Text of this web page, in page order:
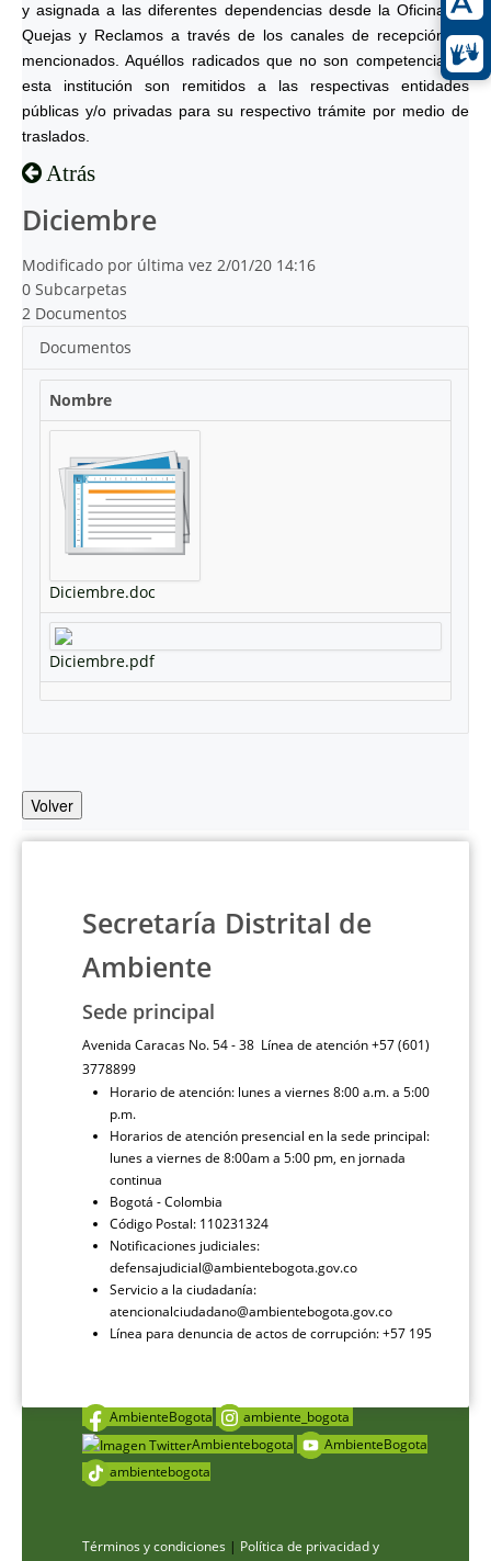
y asignada a las diferentes dependencias desde la Oficina de
Quejas y Reclamos a través de los canales de recepción ya
mencionados. Aquéllos radicados que no son competencia de
esta institución son remitidos a las respectivas entidades
públicas y/o privadas para su respectivo trámite por medio de
traslados.
Atrás
Diciembre
Modificado por última vez 2/01/20 14:16
0 Subcarpetas
2 Documentos
Documentos
Nombre
Diciembre.doc
Diciembre.pdf
Volver
Secretaría Distrital de
Ambiente
Sede principal
Avenida Caracas No. 54 - 38 Línea de atención +57 (601)
3778899
Horario de atención: lunes a viernes 8:00 a.m. a 5:00
p.m.
Horarios de atención presencial en la sede principal:
lunes a viernes de 8:00am a 5:00 pm, en jornada
continua
Bogotá - Colombia
Código Postal: 110231324
Notificaciones judiciales:
defensajudicial@ambientebogota.gov.co
Servicio a la ciudadanía:
atencionalciudadano@ambientebogota.gov.co
Línea para denuncia de actos de corrupción: +57 195
AmbienteBogota
ambiente_bogota
Ambientebogota
AmbienteBogota
ambientebogota
Términos y condiciones | Política de privacidad y